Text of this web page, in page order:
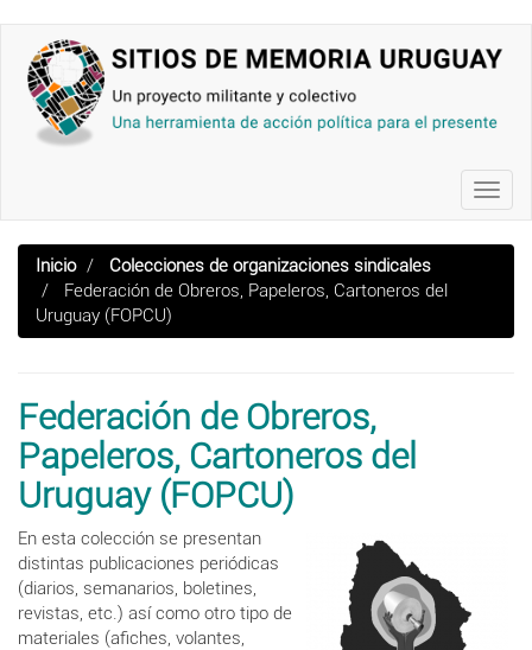
contenido
principal
Inicio
Colecciones de organizaciones sindicales
Federación de Obreros, Papeleros, Cartoneros del
Uruguay (FOPCU)
Federación de Obreros,
Papeleros, Cartoneros del
Uruguay (FOPCU)
En esta colección se presentan
distintas publicaciones periódicas
(diarios, semanarios, boletines,
revistas, etc.) así como otro tipo de
materiales (afiches, volantes,